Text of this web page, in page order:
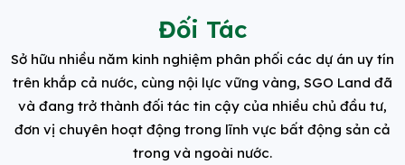
Đối Tác
Sở hữu nhiều năm kinh nghiệm phân phối các dự án uy tín
trên khắp cả nước, cùng nội lực vững vàng, SGO Land đã
và đang trở thành đối tác tin cậy của nhiều chủ đầu tư,
đơn vị chuyên hoạt động trong lĩnh vực bất động sản cả
trong và ngoài nước.